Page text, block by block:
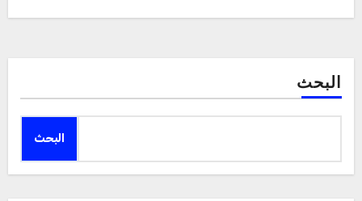
البحث
البحث